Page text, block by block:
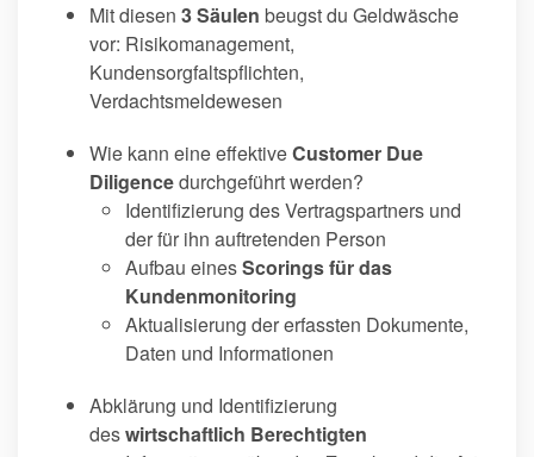
Mit diesen 3 Säulen beugst du Geldwäsche
vor: Risikomanagement,
Kundensorgfaltspflichten,
Verdachtsmeldewesen
Wie kann eine effektiveCustomer Due
Diligencedurchgeführt werden?
Identifizierung des Vertragspartners und
der für ihn auftretenden Person
Aufbau einesScorings für das
Kundenmonitoring
Aktualisierung der erfassten Dokumente,
Daten und Informationen
Abklärung und Identifizierung
deswirtschaftlich Berechtigten